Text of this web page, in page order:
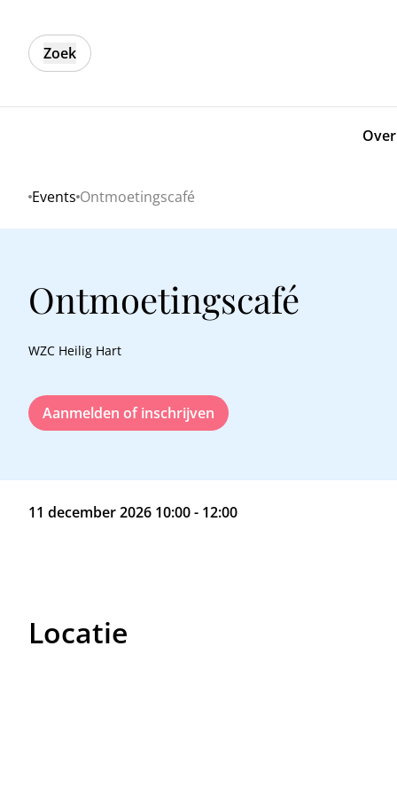
Zoek
Home
Events Ontmoetingscafé
Ontmoetingscafé
WZC Heilig Hart
Aanmelden of inschrijven
11 december 2026 10:00 - 12:00
Locatie